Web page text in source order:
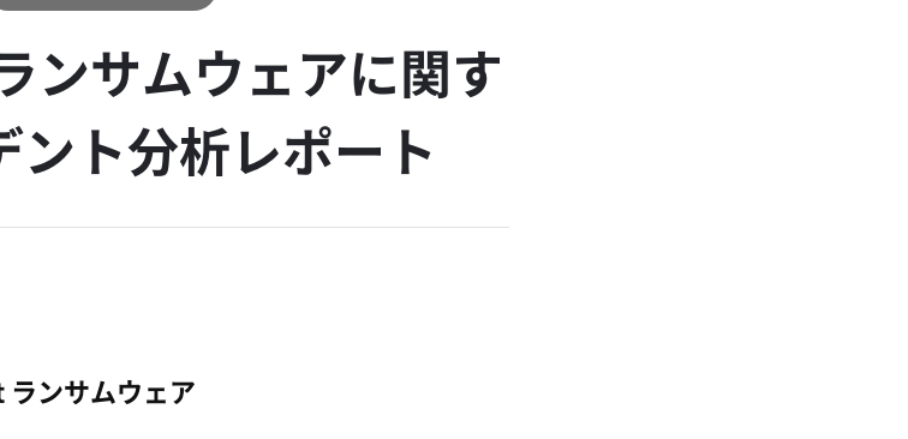
ンサムウェアに関す
ント分析レポート
ランサムウェア